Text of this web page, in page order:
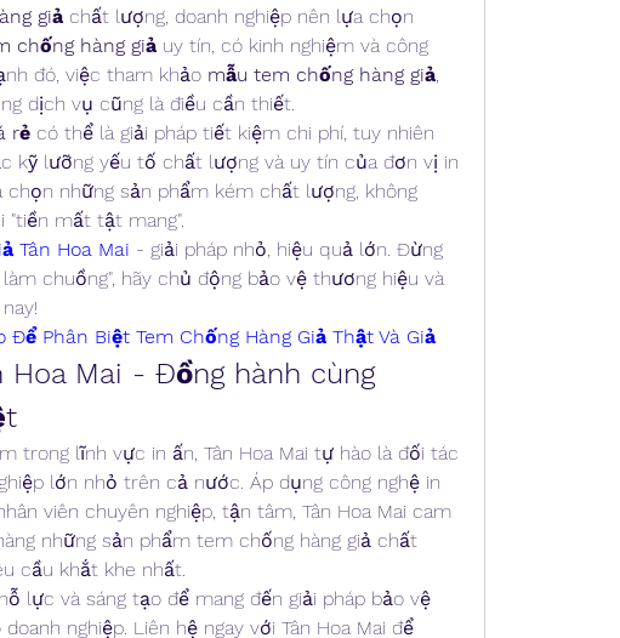
giả chất lượng, doanh nghiệp nên lựa chọn
chống hàng giả uy tín, có kinh nghiệm và công
đó, việc tham khảo mẫu tem chống hàng giả,
dịch vụ cũng là điều cần thiết.
rẻ có thể là giải pháp tiết kiệm chi phí, tuy nhiên
kỹ lưỡng yếu tố chất lượng và uy tín của đơn vị in
chọn những sản phẩm kém chất lượng, không
"tiền mất tật mang".
Tân Hoa Mai - giải pháp nhỏ, hiệu quả lớn. Đừng
chuồng", hãy chủ động bảo vệ thương hiệu và
Để Phân Biệt Tem Chống Hàng Giả Thật Và Giả
Hoa Mai - Đồng hành cùng
trong lĩnh vực in ấn, Tân Hoa Mai tự hào là đối tác
lớn nhỏ trên cả nước. Áp dụng công nghệ in
viên chuyên nghiệp, tận tâm, Tân Hoa Mai cam
những sản phẩm tem chống hàng giả chất
cầu khắt khe nhất.
lực và sáng tạo để mang đến giải pháp bảo vệ
nghiệp. Liên hệ ngay với Tân Hoa Mai để